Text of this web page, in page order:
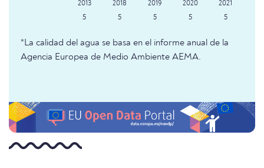
5 5 5 5 5
*La calidad del agua se basa en el informe anual de la
Agencia Europea de Medio Ambiente AEMA.